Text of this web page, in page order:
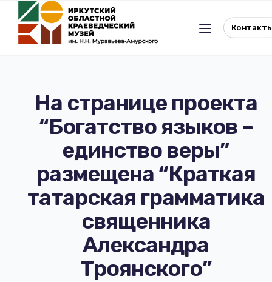
Льготное посещение музея
Реквизиты музея
Документы
Виртуальный музей
Отдел истории
Отдел природы
Музейная студия
Окно в Азию
На странице проекта
“Богатство языков –
единство веры”
размещена “Краткая
татарская грамматика
священника
Александра
Троянского”